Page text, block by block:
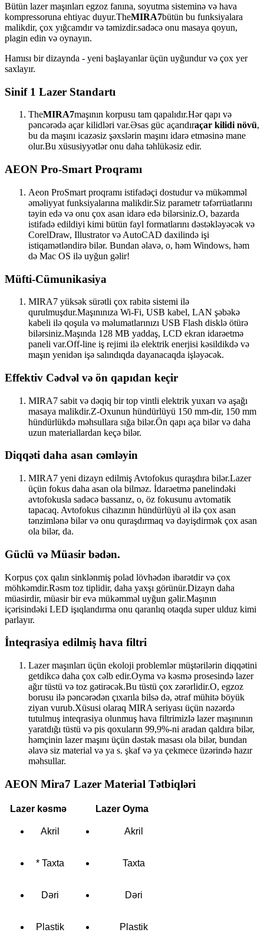
Bütün lazer maşınları egzoz fanına, soyutma sisteminə və hava
kompressoruna ehtiyac duyur.TheMIRA7bütün bu funksiyalara
malikdir, çox yığcamdır və təmizdir.sadəcə onu masaya qoyun,
plagin edin və oynayın.
Hamısı bir dizaynda - yeni başlayanlar üçün uyğundur və çox yer
saxlayır.
Sinif 1 Lazer Standartı
TheMIRA7maşının korpusu tam qapalıdır.Hər qapı və
pəncərədə açar kilidləri var.Əsas güc açarıdıraçar kilidi növü,
bu da maşını icazəsiz şəxslərin maşını idarə etməsinə mane
olur.Bu xüsusiyyətlər onu daha təhlükəsiz edir.
AEON Pro-Smart Proqramı
Aeon ProSmart proqramı istifadəçi dostudur və mükəmməl
əməliyyat funksiyalarına malikdir.Siz parametr təfərrüatlarını
təyin edə və onu çox asan idarə edə bilərsiniz.O, bazarda
istifadə edildiyi kimi bütün fayl formatlarını dəstəkləyəcək və
CorelDraw, Illustrator və AutoCAD daxilində işi
istiqamətləndirə bilər. Bundan əlavə, o, həm Windows, həm
də Mac OS ilə uyğun gəlir!
Müfti-Cümunikasiya
MIRA7 yüksək sürətli çox rabitə sistemi ilə
qurulmuşdur.Maşınınıza Wi-Fi, USB kabel, LAN şəbəkə
kabeli ilə qoşula və məlumatlarınızı USB Flash disklə ötürə
bilərsiniz.Maşında 128 MB yaddaş, LCD ekran idarəetmə
paneli var.Off-line iş rejimi ilə elektrik enerjisi kəsildikdə və
maşın yenidən işə salındıqda dayanacaqda işləyəcək.
Effektiv Cədvəl və ön qapıdan keçir
MIRA7 sabit və dəqiq bir top vintli elektrik yuxarı və aşağı
masaya malikdir.Z-Oxunun hündürlüyü 150 mm-dir, 150 mm
hündürlükdə məhsullara sığa bilər.Ön qapı aça bilər və daha
uzun materiallardan keçə bilər.
Diqqəti daha asan cəmləyin
MIRA7 yeni dizayn edilmiş Avtofokus quraşdıra bilər.Lazer
üçün fokus daha asan ola bilməz. İdarəetmə panelindəki
avtofokusla sadəcə bassanız, o, öz fokusunu avtomatik
tapacaq. Avtofokus cihazının hündürlüyü əl ilə çox asan
tənzimlənə bilər və onu quraşdırmaq və dəyişdirmək çox asan
ola bilər, da.
Güclü və Müasir bədən.
Korpus çox qalın sinklənmiş polad lövhədən ibarətdir və çox
möhkəmdir.Rəsm toz tiplidir, daha yaxşı görünür.Dizayn daha
müasirdir, müasir bir evə mükəmməl uyğun gəlir.Maşının
içərisindəki LED işıqlandırma onu qaranlıq otaqda super ulduz kimi
parlayır.
İnteqrasiya edilmiş hava filtri
Lazer maşınları üçün ekoloji problemlər müştərilərin diqqətini
getdikcə daha çox cəlb edir.Oyma və kəsmə prosesində lazer
ağır tüstü və toz gətirəcək.Bu tüstü çox zərərlidir.O, egzoz
borusu ilə pəncərədən çıxarıla bilsə də, ətraf mühitə böyük
ziyan vurub.Xüsusi olaraq MIRA seriyası üçün nəzərdə
tutulmuş inteqrasiya olunmuş hava filtrimizlə lazer maşınının
yaratdığı tüstü və pis qoxuların 99,9%-ni aradan qaldıra bilər,
həmçinin lazer maşını üçün dəstək masası ola bilər, bundan
əlavə siz material və ya s. şkaf və ya çekmece üzərində hazır
məhsullar.
AEON Mira7 Lazer Material Tətbiqləri
Lazer kəsmə Lazer Oyma
Akril Akril
* Taxta Taxta
Dəri Dəri
Plastik Plastik